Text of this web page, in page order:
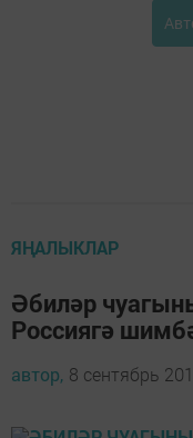
ЯҢАЛЫКЛАР
Әбиләр
Россиягә
автор, 8 сентябрь